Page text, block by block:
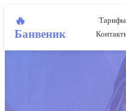
🔥
Банвеник
Тарифы